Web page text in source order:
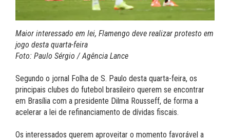
Maior interessado em lei, Flamengo deve realizar protesto em
jogo desta quarta-feira
Foto: Paulo Sérgio / Agência Lance
Segundo o jornal Folha de S. Paulo desta quarta-feira, os
principais clubes do futebol brasileiro querem se encontrar
em Brasília com a presidente Dilma Rousseff, de forma a
acelerar a lei de refinanciamento de dívidas fiscais.
Os interessados querem aproveitar o momento favorável a